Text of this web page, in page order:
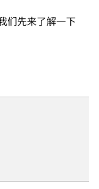
们先来了解一下